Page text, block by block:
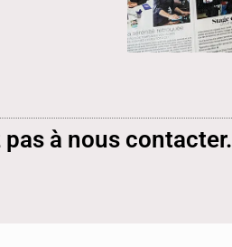
à nous contacter.